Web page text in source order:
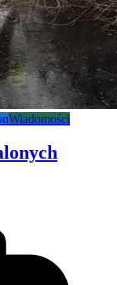
Wiadomości